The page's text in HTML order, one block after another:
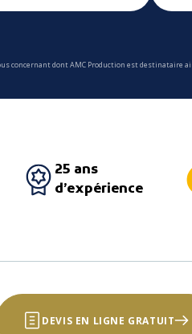
concernant dont AMC Production est
25 ans
d’expérience
DEVIS EN LIGNE GRATUIT